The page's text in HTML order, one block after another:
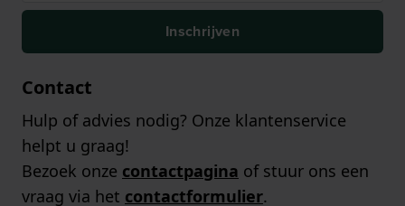
Inschrijven
Contact
Hulp of advies nodig? Onze klantenservice
helpt u graag!
Bezoek onze contactpagina of stuur ons een
vraag via het contactformulier.